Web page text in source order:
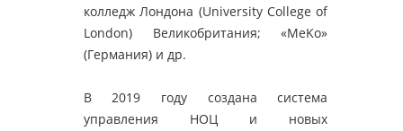
колледж Лондона (University College of
London) Великобритания; «MeKo»
(Германия) и др.
В 2019 году создана система
управления НОЦ и новых